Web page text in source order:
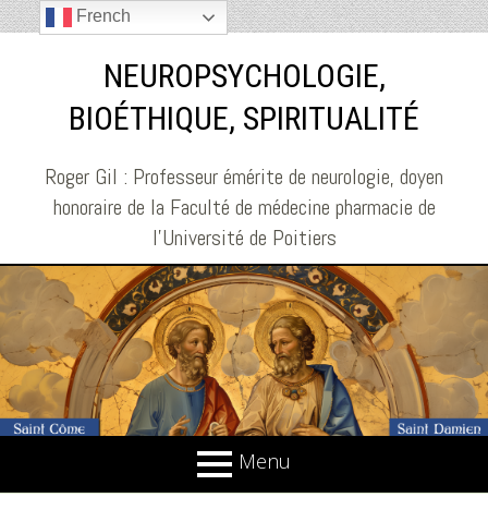
NEUROPSYCHOLOGIE,
BIOÉTHIQUE, SPIRITUALITÉ
Roger Gil : Professeur émérite de neurologie, doyen
honoraire de la Faculté de médecine pharmacie de
l'Université de Poitiers
Menu
French